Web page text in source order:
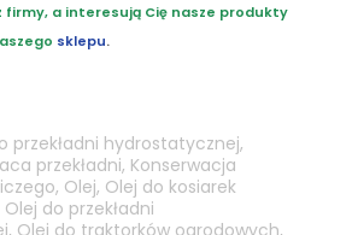
firmy, a interesują Cię nasze produkty
sklepu.
przekładni hydrostatycznej,
przekładni, Konserwacja
, Olej, Olej do kosiarek
Olej do przekładni
, Olej do traktorków ogrodowych,